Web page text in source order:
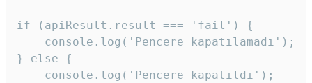
if (apiResult.result === 'fail') {
    console.log('Pencere kapatılamadı');
} else {
    console.log('Pencere kapatıldı');